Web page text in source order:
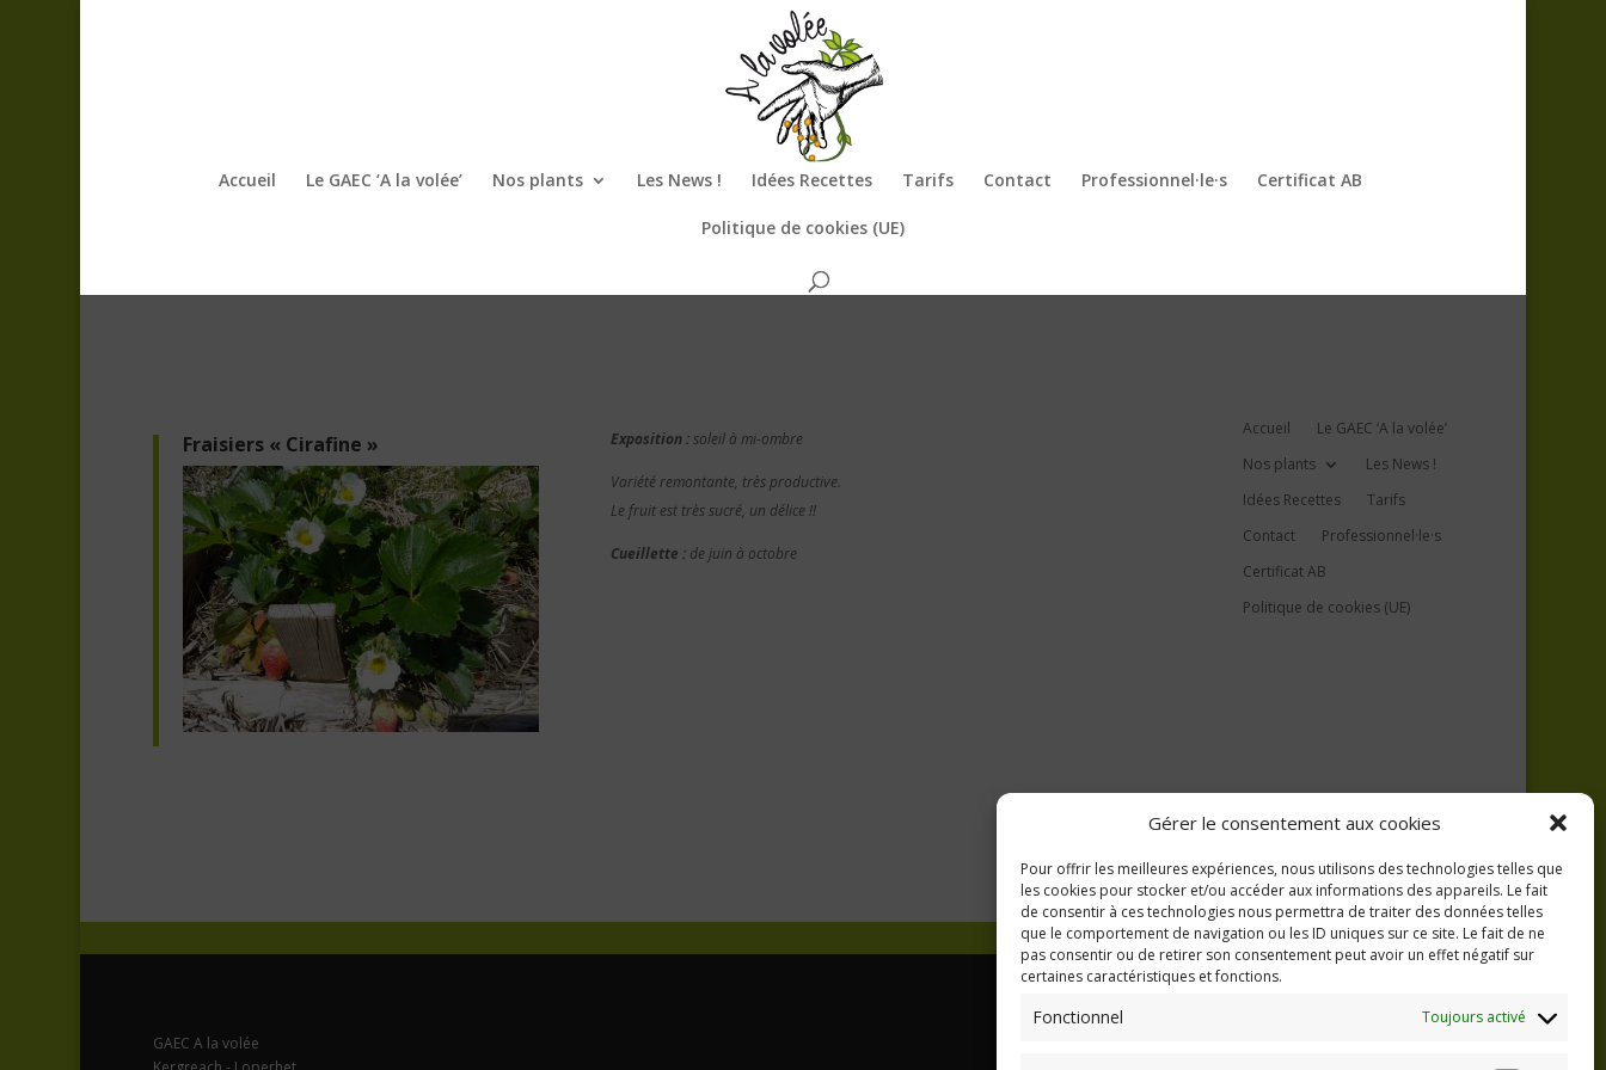
Gérer le consentement aux cookies
Pour offrir les meilleures expériences, nous utilisons des technologies telles que
les cookies pour stocker et/ou accéder aux informations des appareils. Le fait
de consentir à ces technologies nous permettra de traiter des données telles
que le comportement de navigation ou les ID uniques sur ce site. Le fait de ne
pas consentir ou de retirer son consentement peut avoir un effet négatif sur
certaines caractéristiques et fonctions.
Fonctionnel Toujours activé
Accueil Le GAEC ‘A la volée’ Nos plants Les News ! Idées Recettes Tarifs Contact Professionnel·le·s Certificat AB
Politique de cookies (UE)
Fraisiers « Cirafine » Exposition :soleil à mi-ombre
Variété remontante, très productive.
Le fruit est très sucré, un délice !!
Cueillette :de juin à octobre
Accueil
Le GAEC ‘A la volée’
Nos plants
Les News !
Idées Recettes
Tarifs
Contact
Professionnel·le·s
Certificat AB
Politique de cookies (UE)
GAEC A la volée